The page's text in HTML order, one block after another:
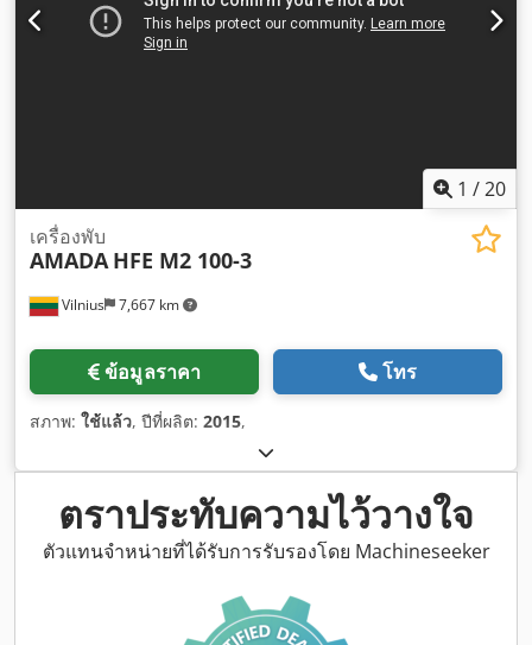
1 /20
Vilnius 7,667 km
เครื่องพับ
AMADA HFE M2 100-3
ข้อมูลราคา โทร
สภาพ: ใช้แล้ว, ปีที่ผลิต: 2015,
ตราประทับความไว้วางใจ
ตัวแทนจำหน่ายที่ได้รับการรับรองโดย Machineseeker